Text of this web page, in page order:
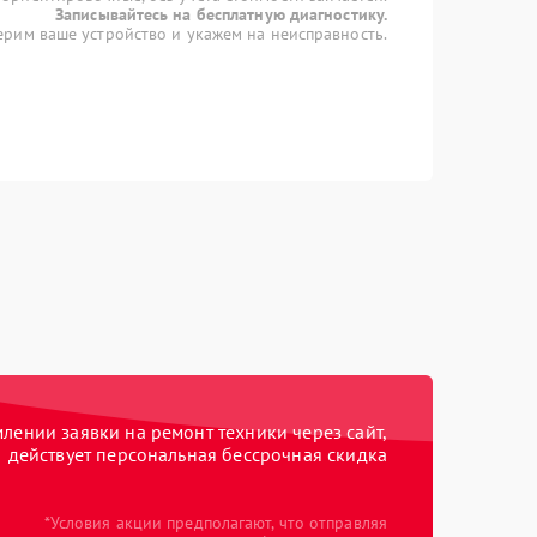
Записывайтесь на бесплатную диагностику.
ваше устройство и укажем на неисправность.
заявки на ремонт техники через сайт,
действует персональная бессрочная скидка
*Условия акции предполагают, что отправляя